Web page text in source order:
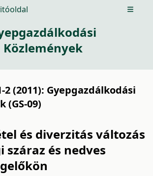
Open
Közlemények
2 (2011): Gyepgazdálkodási
(GS-09)
és diverzitás változás
száraz és nedves